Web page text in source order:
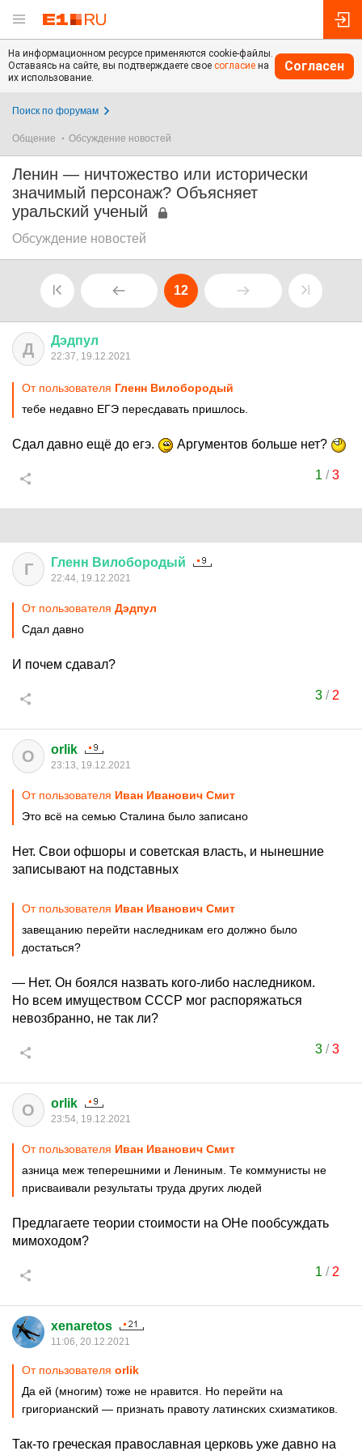
На информационном ресурсе применяются cookie-файлы.
Оставаясь на сайте, вы подтверждаете свое согласие на
их использование.
Согласен
Поиск по форумам
Общение Обсуждение новостей
Ленин — ничтожество или исторически
значимый персонаж? Объясняет
уральский ученый
Обсуждение новостей
12
Д Дэдпул
22:37, 19.12.2021
От пользователя Гленн Вилобородый
тебе недавно ЕГЭ пересдавать пришлось.
Сдал давно ещё до егэ. Аргументов больше нет?
1 /3
Г Гленн Вилобородый
22:44, 19.12.2021
От пользователя Дэдпул
Сдал давно
И почем сдавал?
3/ 2
O orlik
23:13, 19.12.2021
От пользователя Иван Иванович Смит
Это всё на семью Сталина было записано
Нет. Свои офшоры и советская власть, и нынешние
записывают на подставных
От пользователя Иван Иванович Смит
завещанию перейти наследникам его должно было
достаться?
— Нет. Он боялся назвать кого-либо наследником.
Но всем имуществом СССР мог распоряжаться
невозбранно, не так ли?
3/3
O orlik
23:54, 19.12.2021
От пользователя Иван Иванович Смит
азница меж теперешними и Лениным. Те коммунисты не
присваивали результаты труда других людей
Предлагаете теории стоимости на ОНе пообсуждать
мимоходом?
1 / 2
xenaretos
11:06, 20.12.2021
От пользователя orlik
Да ей (многим) тоже не нравится. Но перейти на
григорианский — признать правоту латинских схизматиков.
Так-то греческая православная церковь уже давно на